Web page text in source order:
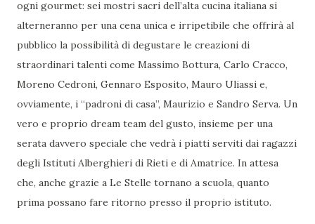
ogni gourmet: sei mostri sacri dell’alta cucina italiana si
alterneranno per una cena unica e irripetibile che offrirà al
pubblico la possibilità di degustare le creazioni di
straordinari talenti come Massimo Bottura, Carlo Cracco,
Moreno Cedroni, Gennaro Esposito, Mauro Uliassi e,
ovviamente, i “padroni di casa”, Maurizio e Sandro Serva. Un
vero e proprio dream team del gusto, insieme per una
serata davvero speciale che vedrà i piatti serviti dai ragazzi
degli Istituti Alberghieri di Rieti e di Amatrice. In attesa
che, anche grazie a Le Stelle tornano a scuola, quanto
prima possano fare ritorno presso il proprio istituto.